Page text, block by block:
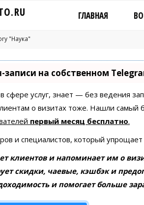
O.RU ГЛАВНАЯ
"Наука"
записи на собственном
сфере услуг, знает — без ведения
о визитах тоже. Нашли
первый месяц бесплатно.
и специалистов, который
клиентов и напоминает им о
скидки, чаевые, кэшбэк и
и помогает больше